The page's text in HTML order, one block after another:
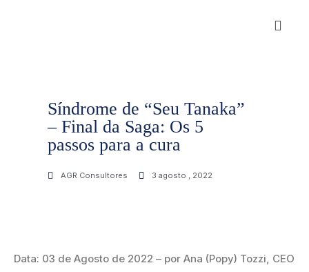
Síndrome de “Seu Tanaka”
– Final da Saga: Os 5
passos para a cura
AGR Consultores 3 agosto , 2022
Data: 03 de Agosto de 2022 – por Ana (Popy) Tozzi, CEO